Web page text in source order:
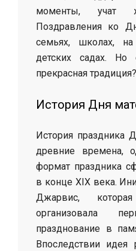
моменты, учат
Поздравления ко
семьях, школах,
детских садах. Но
прекрасная традиция?
История Дня
История праздника
древние времена,
формат праздника
в конце XIX века.
Джарвис,
организовала
празднование в
Впоследствии идея